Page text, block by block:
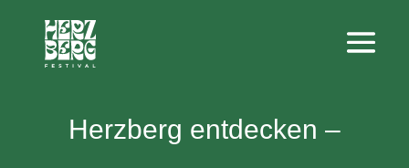
Herzberg entdecken –